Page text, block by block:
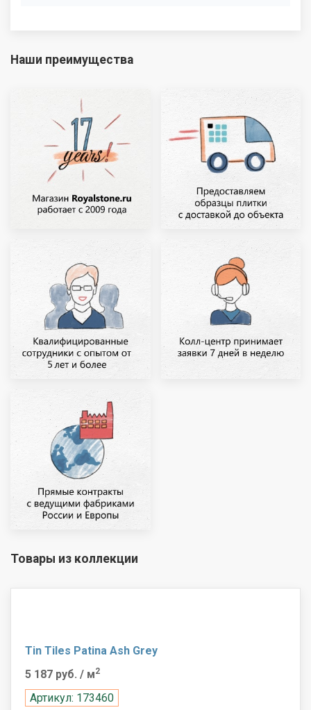
Наши преимущества
Товары из коллекции
Tin Tiles Patina Ash Grey
5 187 руб. / м2
Артикул: 173460